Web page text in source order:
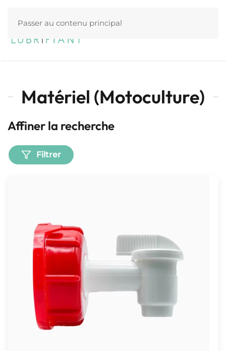
Passer au contenu principal
Matériel (Motoculture)
Affiner la recherche
Filtrer